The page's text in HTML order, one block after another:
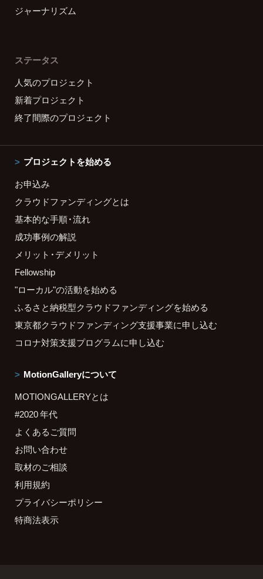
ジャーナリズム
ステータス
人気のプロジェクト
新着プロジェクト
終了間際のプロジェクト
プロジェクトを始める
お申込み
クラウドファンディングとは
基本的な手順・流れ
成功事例の解説
メリット・デメリット
Fellowship
"ローカル"の活動を始める
ふるさと納税型クラウドファンディングを始める
東京都クラウドファンディング支援事業に申し込む
コロナ対策支援プログラムに申し込む
MotionGalleryについて
MOTIONGALLERYとは
#2020 年代
よくあるご質問
お問い合わせ
取材のご相談
利用規約
プライバシーポリシー
特商法表示